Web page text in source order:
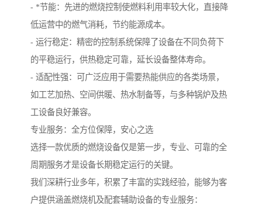
- *节能：先进的燃烧控制使燃料利用率较大化，直接降
低运营中的燃气消耗，节约能源成本。
- 运行稳定：精密的控制系统保障了设备在不同负荷下
的平稳运行，供热稳定可靠，延长设备整体寿命。
- 适配性强：可广泛应用于需要热能供应的各类场景，
如工艺加热、空间供暖、热水制备等，与多种锅炉及热
工设备良好兼容。
专业服务：全方位保障，安心之选
选择一款优质的燃烧设备仅是第一步，专业、可靠的全
周期服务才是设备长期稳定运行的关键。
我们深耕行业多年，积累了丰富的实践经验，能够为客
户提供涵盖燃烧机及配套辅助设备的专业服务：